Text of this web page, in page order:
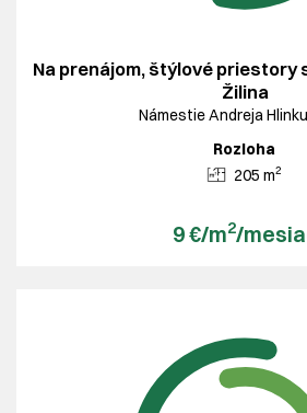
Na prenájom, štýlové priestory
Žilina
Námestie Andreja
Rozloha
205 m2
9 €/m2/